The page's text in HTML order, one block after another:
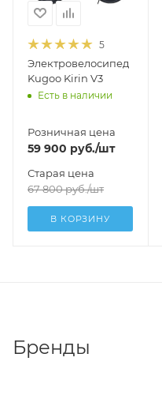
5
Электровелосипед
Kugoo Kirin V3
Есть в наличии
Розничная цена
59 900 руб./шт
Старая цена
67 800руб./шт
В КОРЗИНУ
Бренды